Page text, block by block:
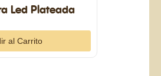
Led Plateada